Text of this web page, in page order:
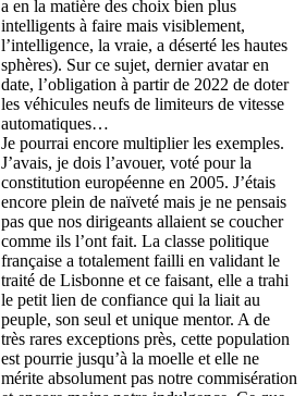
a en la matière des choix bien plus
intelligents à faire mais visiblement,
l’intelligence, la vraie, a déserté les hautes
sphères). Sur ce sujet, dernier avatar en
date, l’obligation à partir de 2022 de doter
les véhicules neufs de limiteurs de vitesse
automatiques…
Je pourrai encore multiplier les exemples.
J’avais, je dois l’avouer, voté pour la
constitution européenne en 2005. J’étais
encore plein de naïveté mais je ne pensais
pas que nos dirigeants allaient se coucher
comme ils l’ont fait. La classe politique
française a totalement failli en validant le
traité de Lisbonne et ce faisant, elle a trahi
le petit lien de confiance qui la liait au
peuple, son seul et unique mentor. A de
très rares exceptions près, cette population
est pourrie jusqu’à la moelle et elle ne
mérite absolument pas notre commisération